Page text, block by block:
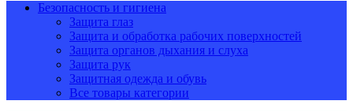
Безопасность и гигиена
Защита глаз
Защита и обработка рабочих поверхностей
Защита органов дыхания и слуха
Защита рук
Защитная одежда и обувь
Все товары категории